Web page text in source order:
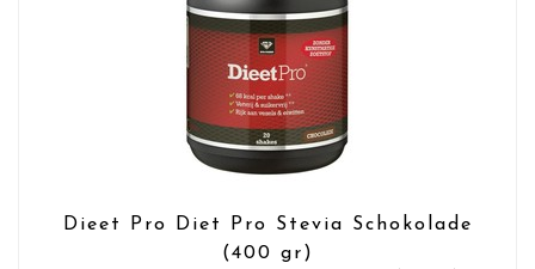
Dieet Pro Diet Pro Stevia Schokolade
(400 gr)